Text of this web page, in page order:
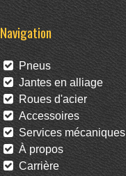
Navigation
Pneus
Jantes en alliage
Roues d'acier
Accessoires
Services mécaniques
À propos
Carrière